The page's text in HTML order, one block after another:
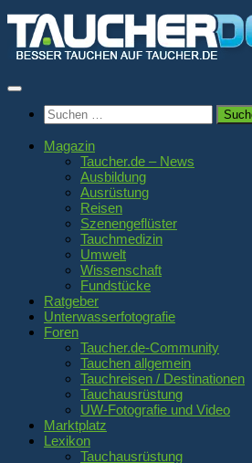
Zum
Inhalt
springen
Suchen
nach:
Magazin
Taucher.de – News
Ausbildung
Ausrüstung
Reisen
Szenengeflüster
Tauchmedizin
Umwelt
Wissenschaft
Fundstücke
Ratgeber
Unterwasserfotografie
Foren
Taucher.de-Community
Tauchen allgemein
Tauchreisen / Destinationen
Tauchausrüstung
UW-Fotografie und Video
Marktplatz
Lexikon
Tauchausrüstung